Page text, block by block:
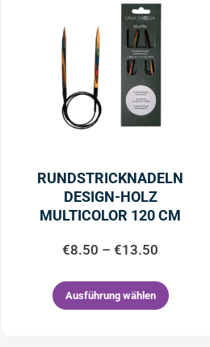
RUNDSTRICKNADELN
DESIGN-HOLZ
MULTICOLOR 120 CM
€8.50 – €13.50
Ausführung wählen